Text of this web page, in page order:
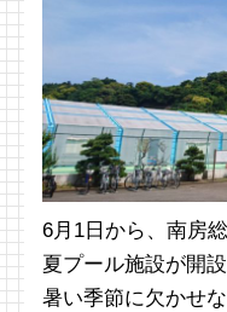
6月1日から、南房
夏プール施設が開
暑い季節に欠かせ